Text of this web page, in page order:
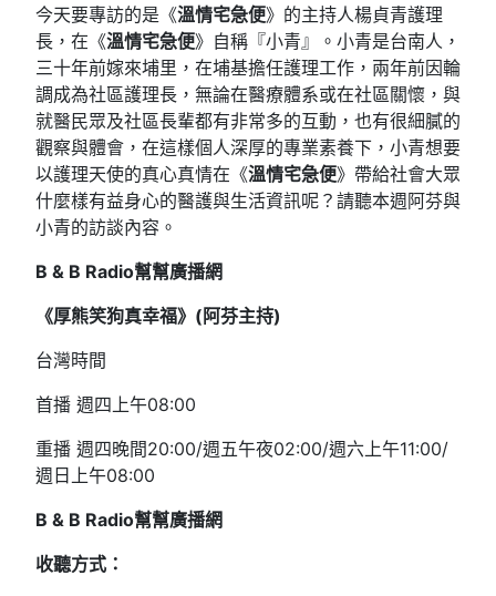
今天要專訪的是《溫情宅急便》的主持人楊貞青護理
長，在《溫情宅急便》自稱『小青』。小青是台南人，
三十年前嫁來埔里，在埔基擔任護理工作，兩年前因輪
調成為社區護理長，無論在醫療體系或在社區關懷，與
就醫民眾及社區長輩都有非常多的互動，也有很細膩的
觀察與體會，在這樣個人深厚的專業素養下，小青想要
以護理天使的真心真情在《溫情宅急便》帶給社會大眾
什麼樣有益身心的醫護與生活資訊呢？請聽本週阿芬與
小青的訪談內容。
B & B Radio幫幫廣播網
《厚熊笑狗真幸福》(阿芬主持)
台灣時間
首播 週四上午08:00
重播 週四晚間20:00/週五午夜02:00/週六上午11:00/
週日上午08:00
B & B Radio幫幫廣播網
收聽方式：